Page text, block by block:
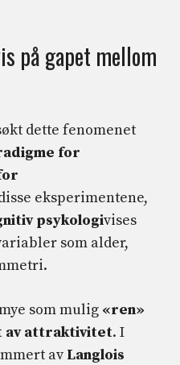
på gapet mellom
dette fenomenet
for
eksperimentene,
psykologivises
som alder,
som mulig «ren»
av attraktivitet. I
av Langlois